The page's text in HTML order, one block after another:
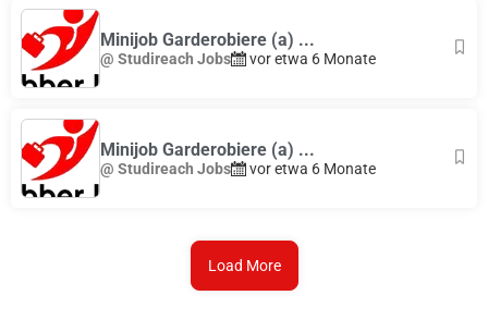
Minijob Garderobiere (a) ...
@ Studireach Jobs vor etwa 6 Monate
Minijob Garderobiere (a) ...
@ Studireach Jobs vor etwa 6 Monate
Load More